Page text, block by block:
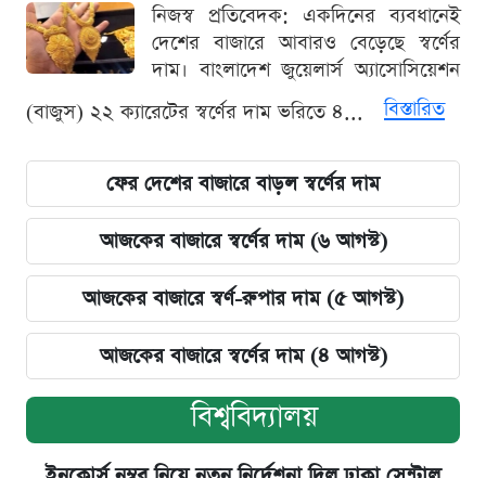
নিজস্ব প্রতিবেদক: একদিনের ব্যবধানেই
দেশের বাজারে আবারও বেড়েছে স্বর্ণের
দাম। বাংলাদেশ জুয়েলার্স অ্যাসোসিয়েশন
(বাজুস) ২২ ক্যারেটের স্বর্ণের দাম ভরিতে ৪...
বিস্তারিত
ফের দেশের বাজারে বাড়ল স্বর্ণের দাম
আজকের বাজারে স্বর্ণের দাম (৬ আগস্ট)
আজকের বাজারে স্বর্ণ-রুপার দাম (৫ আগস্ট)
আজকের বাজারে স্বর্ণের দাম (৪ আগস্ট)
বিশ্ববিদ্যালয়